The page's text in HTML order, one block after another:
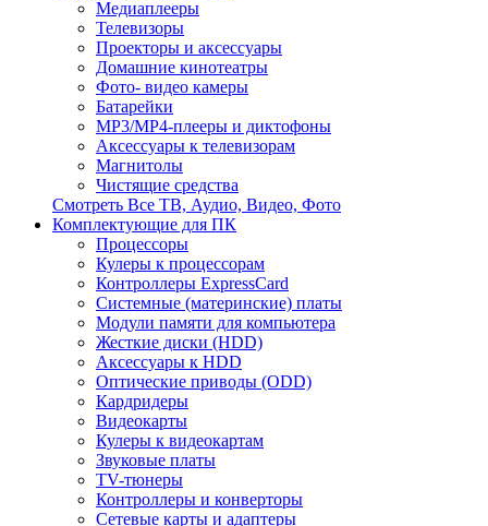
Медиаплееры
Телевизоры
Проекторы и аксессуары
Домашние кинотеатры
Фото- видео камеры
Батарейки
MP3/MP4-плееры и диктофоны
Аксессуары к телевизорам
Магнитолы
Чистящие средства
Смотреть Все ТВ, Аудио, Видео, Фото
Комплектующие для ПК
Процессоры
Кулеры к процессорам
Контроллеры ExpressCard
Системные (материнские) платы
Модули памяти для компьютера
Жесткие диски (HDD)
Аксессуары к HDD
Оптические приводы (ODD)
Кардридеры
Видеокарты
Кулеры к видеокартам
Звуковые платы
TV-тюнеры
Контроллеры и конверторы
Сетевые карты и адаптеры